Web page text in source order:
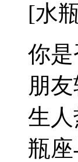
[水
你
朋
生
瓶